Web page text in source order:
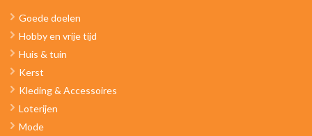
Goede doelen
Hobby en vrije tijd
Huis & tuin
Kerst
Kleding & Accessoires
Loterijen
Mode